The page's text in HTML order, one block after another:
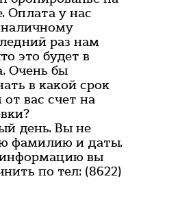
Оплата у нас
раз нам
это будет в
Очень бы
в какой срок
вас счет на
день. Вы не
фамилию и даты.
вы
по тел: (8622)